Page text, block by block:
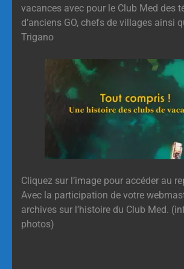
vacances avec pour le Club Med des
d’anciens GO, chefs de villages ainsi
Trigano
Cliquez sur l’image pour accéder au
Avec la participation de votre
archives sur l’histoire du Club Med.
photos)